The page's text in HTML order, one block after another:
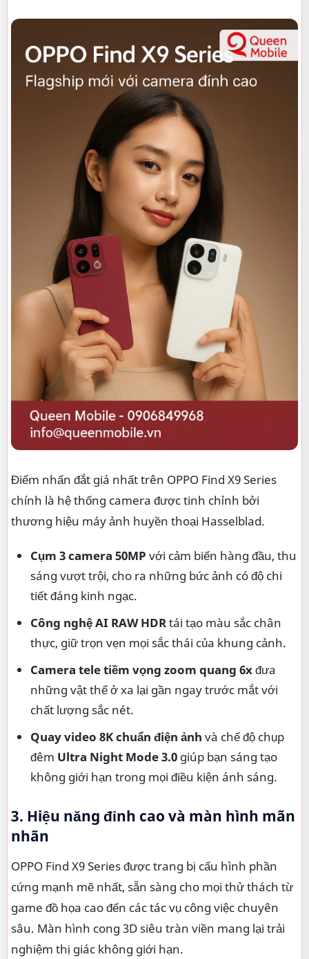
Điểm nhấn đắt giá nhất trên OPPO Find X9 Series
chính là hệ thống camera được tinh chỉnh bởi
thương hiệu máy ảnh huyền thoại Hasselblad.
Cụm 3 camera 50MP với cảm biến hàng đầu, thu
sáng vượt trội, cho ra những bức ảnh có độ chi
tiết đáng kinh ngạc.
Công nghệ AI RAW HDRtái tạo màu sắc chân
thực, giữ trọn vẹn mọi sắc thái của khung cảnh.
Camera tele tiềm vọng zoom quang 6xđưa
những vật thể ở xa lại gần ngay trước mắt với
chất lượng sắc nét.
Quay video 8K chuẩn điện ảnh và chế độ chụp
đêm Ultra Night Mode 3.0 giúp bạn sáng tạo
không giới hạn trong mọi điều kiện ánh sáng.
3. Hiệu năng đỉnh cao và màn hình mãn
nhãn
OPPO Find X9 Series được trang bị cấu hình phần
cứng mạnh mẽ nhất, sẵn sàng cho mọi thử thách từ
game đồ họa cao đến các tác vụ công việc chuyên
sâu. Màn hình cong 3D siêu tràn viền mang lại trải
nghiệm thị giác không giới hạn.